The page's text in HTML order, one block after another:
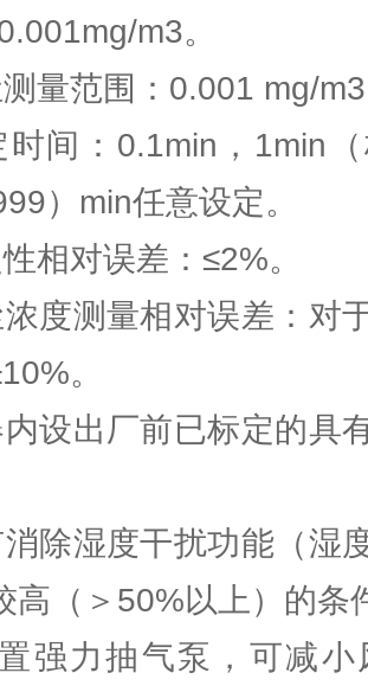
m3。
量范围：0.001 mg/
时间：0.1min，1min
）min任意设定。
相对误差：≤2%。
度测量相对误差：对
。
设出厂前已标定的具
除湿度干扰功能（湿
高（＞50%以上）的条
强力抽气泵，可减